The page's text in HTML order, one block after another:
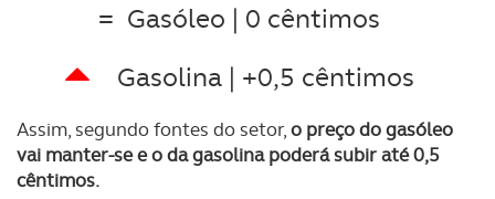
= Gasóleo | 0 cêntimos
Gasolina | +0,5 cêntimos
Assim, segundo fontes do setor,o preço do gasóleo
vai manter-se e o da gasolina poderá subir até 0,5
cêntimos.